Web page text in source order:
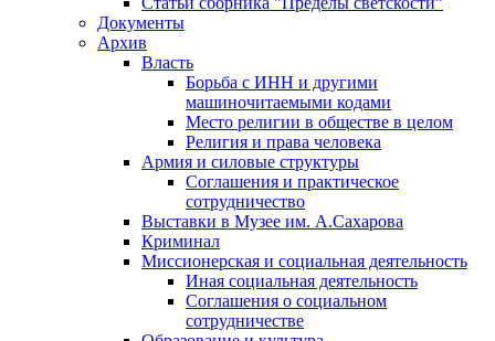
Документы
Архив
Власть
Борьба с ИНН и другими
машиночитаемыми кодами
Место религии в обществе в целом
Религия и права человека
Армия и силовые структуры
Соглашения и практическое
сотрудничество
Выставки в Музее им. А.Сахарова
Криминал
Миссионерская и социальная деятельность
Иная социальная деятельность
Соглашения о социальном
сотрудничестве